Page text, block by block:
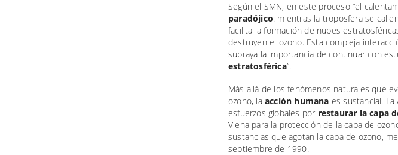
Según el SMN, en este proceso “el
paradójico: mientras la troposfera se
facilita la formación de nubes
destruyen el ozono. Esta compleja
subraya la importancia de continuar con
estratosférica”.
Más allá de los fenómenos naturales que
ozono, laacción humana es sustancial.
esfuerzos globales por restaurar la capa
Viena para la protección de la capa de
sustancias que agotan la capa de ozono,
septiembre de 1990.